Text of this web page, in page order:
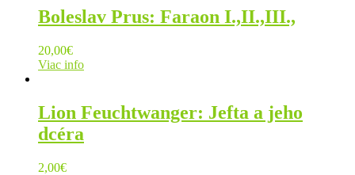
Boleslav Prus: Faraon I.,II.,III.,
20,00€
Viac info
Lion Feuchtwanger: Jefta a jeho
dcéra
2,00€